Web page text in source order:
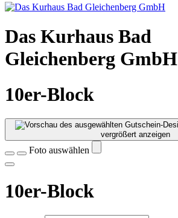
Das Kurhaus Bad
Gleichenberg GmbH
10er-Block
vergrößert anzeigen
Foto auswählen
10er-Block